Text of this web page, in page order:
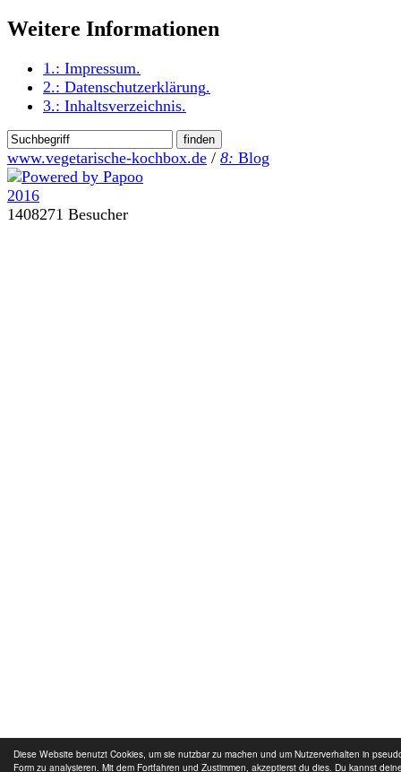
Diese Website benutzt Cookies, um sie nutzbar zu machen und um Nutzerverhalten in
Form zu analysieren. Mit dem Fortfahren und Zustimmen, akzeptierst du dies. Du kannst
Weitere Informationen
1.: Impressum.
2.: Datenschutzerklärung.
3.: Inhaltsverzeichnis.
www.vegetarische-kochbox.de / 8: Blog
1408271 Besucher